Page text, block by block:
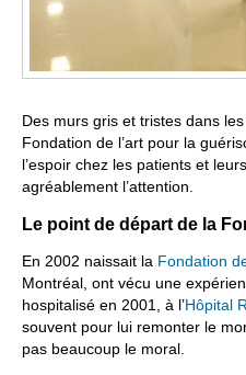
Des murs gris et tristes dans
Fondation de l’art pour la
l’espoir chez les patients et
agréablement l’attention.
Le point de départ de la
En 2002 naissait la Fondation
Montréal, ont vécu une
hospitalisé en 2001, à l’Hôpital
souvent pour lui remonter le
pas beaucoup le moral.